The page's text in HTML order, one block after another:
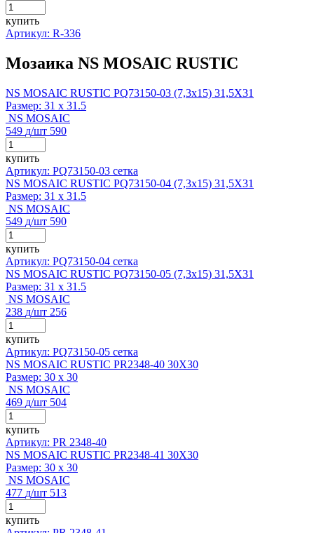
купить
Артикул: R-336
Мозаика NS MOSAIC RUSTIC
NS MOSAIC RUSTIC PQ73150-03 (7,3x15) 31,5X31
Размер: 31 x 31.5
NS MOSAIC
549 д/шт 590
купить
Артикул: PQ73150-03 сетка
NS MOSAIC RUSTIC PQ73150-04 (7,3x15) 31,5X31
Размер: 31 x 31.5
NS MOSAIC
549 д/шт 590
купить
Артикул: PQ73150-04 сетка
NS MOSAIC RUSTIC PQ73150-05 (7,3x15) 31,5X31
Размер: 31 x 31.5
NS MOSAIC
238 д/шт 256
купить
Артикул: PQ73150-05 сетка
NS MOSAIC RUSTIC PR2348-40 30X30
Размер: 30 x 30
NS MOSAIC
469 д/шт 504
купить
Артикул: PR 2348-40
NS MOSAIC RUSTIC PR2348-41 30X30
Размер: 30 x 30
NS MOSAIC
477 д/шт 513
купить